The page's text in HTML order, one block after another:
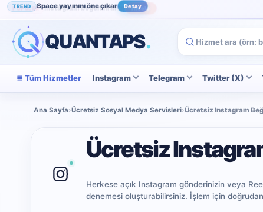
TREND Space yayınını öne çıkar Detay
POPÜLER Instagram beğenini artır İncele
QUANTAPS.
Tüm Hizmetler Instagram Telegram Twitter (X)
Ana Sayfa›Ücretsiz Sosyal Medya Servisleri›Ücretsiz Instagram
Ücretsiz
Herkese açık Instagram gönderinizin veya
denemesi oluşturabilirsiniz. İşlem için